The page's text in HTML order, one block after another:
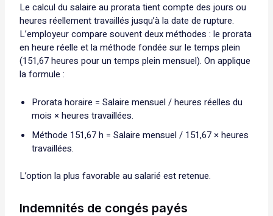
Le calcul du salaire au prorata tient compte des jours ou
heures réellement travaillés jusqu’à la date de rupture.
L’employeur compare souvent deux méthodes : le prorata
en heure réelle et la méthode fondée sur le temps plein
(151,67 heures pour un temps plein mensuel). On applique
la formule :
Prorata horaire = Salaire mensuel / heures réelles du
mois × heures travaillées.
Méthode 151,67 h = Salaire mensuel / 151,67 × heures
travaillées.
L’option la plus favorable au salarié est retenue.
Indemnités de congés payés